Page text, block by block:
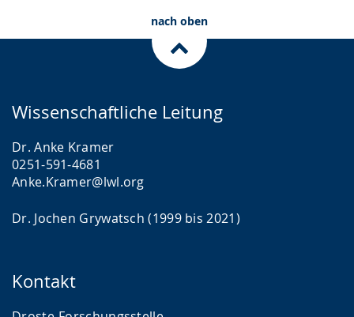
nach oben
Wissenschaftliche Leitung
Dr. Anke Kramer
0251-591-4681
Anke.Kramer@lwl.org
Dr. Jochen Grywatsch (1999 bis 2021)
Kontakt